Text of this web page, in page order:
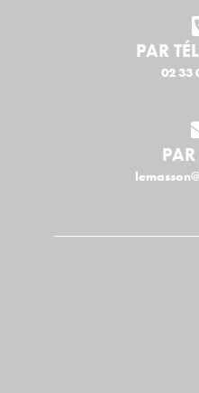
PAR
02 33